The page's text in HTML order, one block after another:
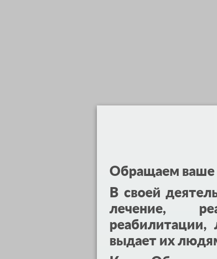
Обращаем ваше
В своей
лечение,
реабилитации,
выдает их